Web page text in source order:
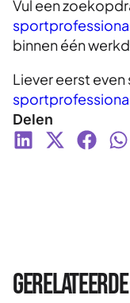
Delen
Vul een
binnen één
Liever eerst even